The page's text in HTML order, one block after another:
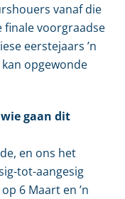
vanaf die
finale voorgraadse
eerstejaars ’n
opgewonde
gaan dit
en ons het
tot-aangesig
6 Maart en ’n